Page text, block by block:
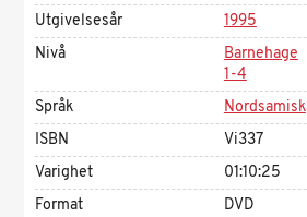
Utgivelsesår
1995
Nivå
Barnehage
1-4
Språk
Nordsamisk
ISBN
Vi337
Varighet
01:10:25
Format
DVD